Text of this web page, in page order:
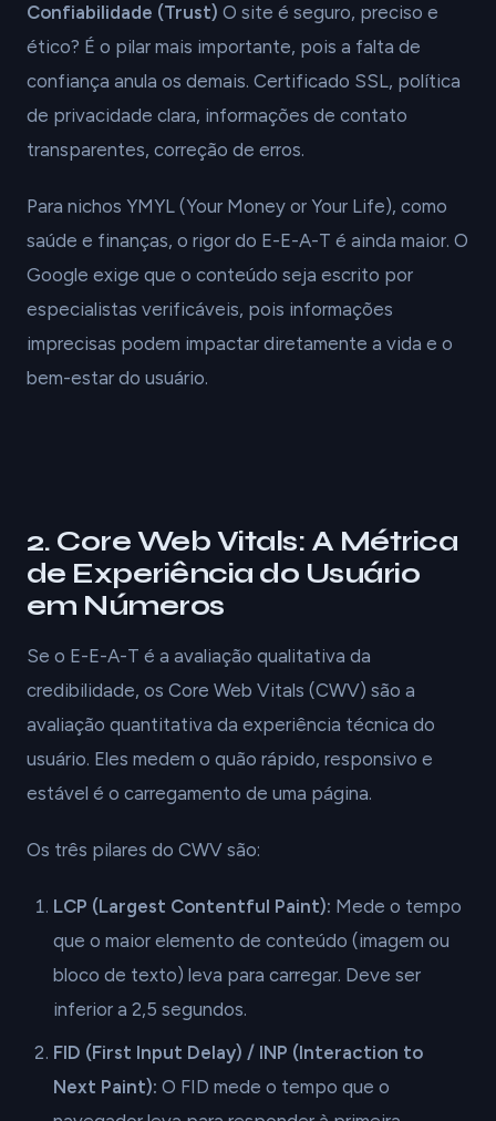
Confiabilidade (Trust) O site é seguro, preciso e
ético? É o pilar mais importante, pois a falta de
confiança anula os demais. Certificado SSL, política
de privacidade clara, informações de contato
transparentes, correção de erros.
Para nichos YMYL (Your Money or Your Life), como
saúde e finanças, o rigor do E-E-A-T é ainda maior. O
Google exige que o conteúdo seja escrito por
especialistas verificáveis, pois informações
imprecisas podem impactar diretamente a vida e o
bem-estar do usuário.
2. Core Web Vitals: A Métrica
de Experiência do Usuário
em Números
Se o E-E-A-T é a avaliação qualitativa da
credibilidade, os Core Web Vitals (CWV) são a
avaliação quantitativa da experiência técnica do
usuário. Eles medem o quão rápido, responsivo e
estável é o carregamento de uma página.
Os três pilares do CWV são:
LCP (Largest Contentful Paint): Mede o tempo
que o maior elemento de conteúdo (imagem ou
bloco de texto) leva para carregar. Deve ser
inferior a 2,5 segundos.
FID (First Input Delay) / INP (Interaction to
Next Paint): O FID mede o tempo que o